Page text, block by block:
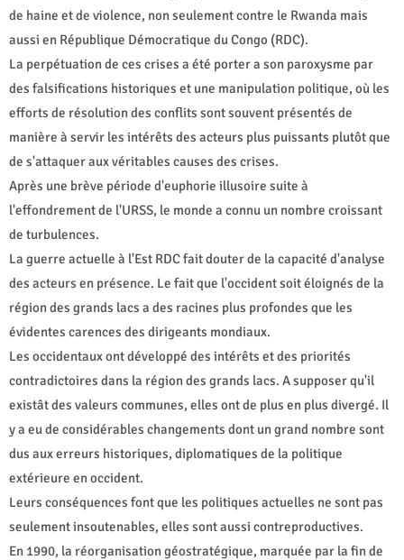
de haine et de violence, non seulement contre le Rwanda mais
aussi en République Démocratique du Congo (RDC).
La perpétuation de ces crises a été porter a son paroxysme par
des falsifications historiques et une manipulation politique, où les
efforts de résolution des conflits sont souvent présentés de
manière à servir les intérêts des acteurs plus puissants plutôt que
de s'attaquer aux véritables causes des crises.
Après une brève période d'euphorie illusoire suite à
l'effondrement de l'URSS, le monde a connu un nombre croissant
de turbulences.
La guerre actuelle à l'Est RDC fait douter de la capacité d'analyse
des acteurs en présence. Le fait que l'occident soit éloignés de la
région des grands lacs a des racines plus profondes que les
évidentes carences des dirigeants mondiaux.
Les occidentaux ont développé des intérêts et des priorités
contradictoires dans la région des grands lacs. A supposer qu'il
existât des valeurs communes, elles ont de plus en plus divergé. Il
y a eu de considérables changements dont un grand nombre sont
dus aux erreurs historiques, diplomatiques de la politique
extérieure en occident.
Leurs conséquences font que les politiques actuelles ne sont pas
seulement insoutenables, elles sont aussi contreproductives.
En 1990, la réorganisation géostratégique, marquée par la fin de